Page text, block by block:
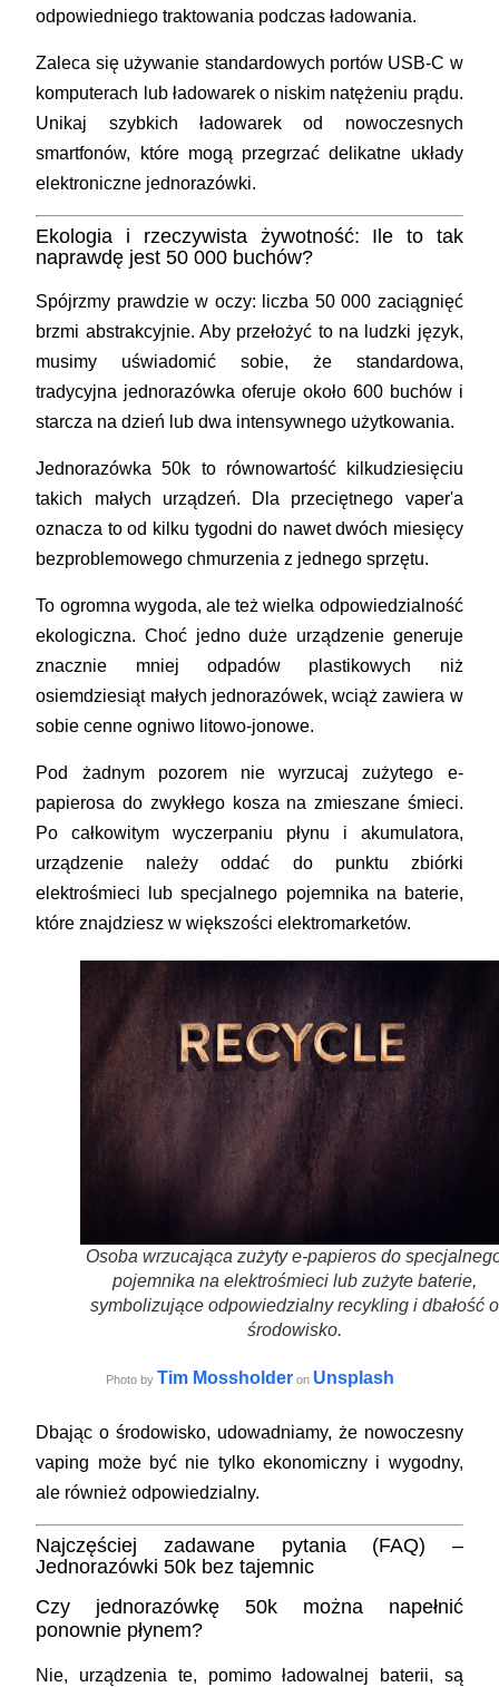
odpowiedniego traktowania podczas ładowania.
Zaleca się używanie standardowych portów USB-C w
komputerach lub ładowarek o niskim natężeniu prądu.
Unikaj szybkich ładowarek od nowoczesnych
smartfonów, które mogą przegrzać delikatne układy
elektroniczne jednorazówki.
Ekologia i rzeczywista żywotność: Ile to tak
naprawdę jest 50 000 buchów?
Spójrzmy prawdzie w oczy: liczba 50 000 zaciągnięć
brzmi abstrakcyjnie. Aby przełożyć to na ludzki język,
musimy uświadomić sobie, że standardowa,
tradycyjna jednorazówka oferuje około 600 buchów i
starcza na dzień lub dwa intensywnego użytkowania.
Jednorazówka 50k to równowartość kilkudziesięciu
takich małych urządzeń. Dla przeciętnego vaper'a
oznacza to od kilku tygodni do nawet dwóch miesięcy
bezproblemowego chmurzenia z jednego sprzętu.
To ogromna wygoda, ale też wielka odpowiedzialność
ekologiczna. Choć jedno duże urządzenie generuje
znacznie mniej odpadów plastikowych niż
osiemdziesiąt małych jednorazówek, wciąż zawiera w
sobie cenne ogniwo litowo-jonowe.
Pod żadnym pozorem nie wyrzucaj zużytego e-
papierosa do zwykłego kosza na zmieszane śmieci.
Po całkowitym wyczerpaniu płynu i akumulatora,
urządzenie należy oddać do punktu zbiórki
elektrośmieci lub specjalnego pojemnika na baterie,
które znajdziesz w większości elektromarketów.
Osoba wrzucająca zużyty e-papieros do
pojemnika na elektrośmieci lub zużyte baterie,
symbolizujące odpowiedzialny recykling i dbałość o
środowisko.
Photo by Tim Mossholderon Unsplash
Dbając o środowisko, udowadniamy, że nowoczesny
vaping może być nie tylko ekonomiczny i wygodny,
ale również odpowiedzialny.
Najczęściej zadawane pytania (FAQ) –
Jednorazówki 50k bez tajemnic
Czy jednorazówkę 50k można napełnić
ponownie płynem?
Nie, urządzenia te, pomimo ładowalnej baterii, są